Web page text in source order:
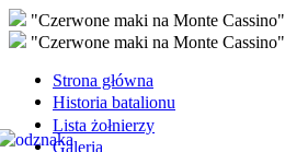
"Czerwone maki na Monte Cassino"
"Czerwone maki na Monte Cassino"
Strona główna
Historia batalionu
Lista żołnierzy
Galeria